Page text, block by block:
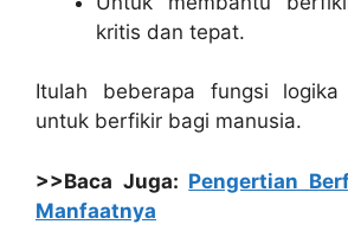
kritis dan tepat.
Itulah beberapa fungsi
untuk berfikir bagi manusia.
>>Baca Juga: Pengertian
Manfaatnya